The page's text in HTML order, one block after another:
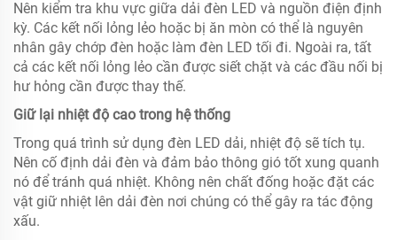
Nên kiểm tra khu vực giữa dải đèn LED và nguồn điện định
kỳ. Các kết nối lỏng lẻo hoặc bị ăn mòn có thể là nguyên
nhân gây chớp đèn hoặc làm đèn LED tối đi. Ngoài ra, tất
cả các kết nối lỏng lẻo cần được siết chặt và các đầu nối bị
hư hỏng cần được thay thế.
Giữ lại nhiệt độ cao trong hệ thống
Trong quá trình sử dụng đèn LED dải, nhiệt độ sẽ tích tụ.
Nên cố định dải đèn và đảm bảo thông gió tốt xung quanh
nó để tránh quá nhiệt. Không nên chất đống hoặc đặt các
vật giữ nhiệt lên dải đèn nơi chúng có thể gây ra tác động
xấu.